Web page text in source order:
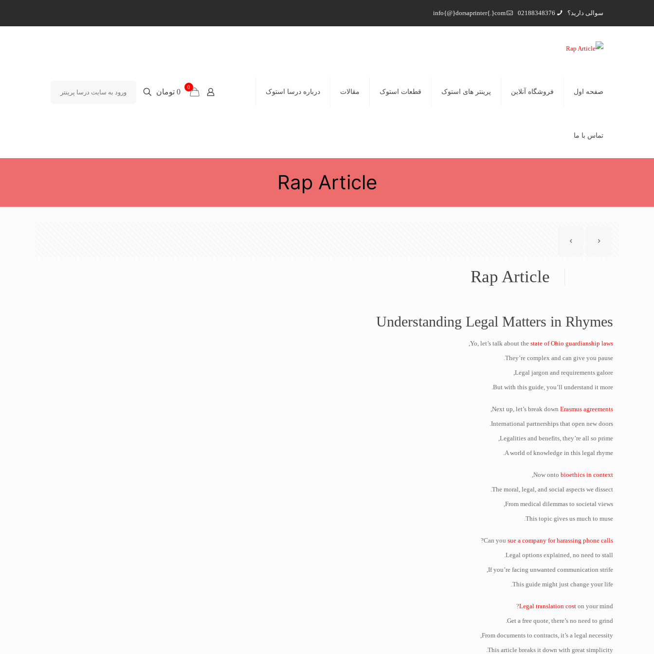
سوالی دارید؟ 02188348376
info{@}dorsaprinter{.}com
صفحه اول فروشگاه آنلاین پرینتر های استوک قطعات استوک مقالات درباره درسا استوک
تماس با ما
0
0 تومان ورود به سایت درسا پرینتر
Rap Article
Rap Article
Understanding Legal Matters in Rhymes
Yo, let’s talk about the state of Ohio guardianship laws
,
They’re complex and can give you pause.
Legal jargon and requirements galore,
But with this guide, you’ll understand it more.
Next up, let’s break down Erasmus agreements
,
International partnerships that open new doors.
Legalities and benefits, they’re all so prime,
A world of knowledge in this legal rhyme.
Now onto bioethics in context
,
The moral, legal, and social aspects we dissect.
From medical dilemmas to societal views,
This topic gives us much to muse.
Can you sue a company for harassing phone calls
?
Legal options explained, no need to stall.
If you’re facing unwanted communication strife,
This guide might just change your life.
Legal translation cost on your mind?
Get a free quote, there’s no need to grind.
From documents to contracts, it’s a legal necessity,
This article breaks it down with great simplicity.